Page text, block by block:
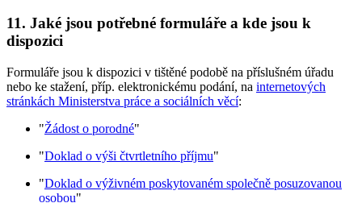
11. Jaké jsou potřebné formuláře a kde jsou k
dispozici
Formuláře jsou k dispozici v tištěné podobě na příslušném úřadu
nebo ke stažení, příp. elektronickému podání, na internetových
stránkách Ministerstva práce a sociálních věcí:
"Žádost o porodné"
"Doklad o výši čtvrtletního příjmu"
"Doklad o výživném poskytovaném společně posuzovanou
osobou"